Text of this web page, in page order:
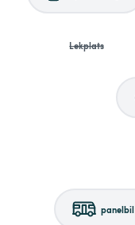
Lekplats
panelbil